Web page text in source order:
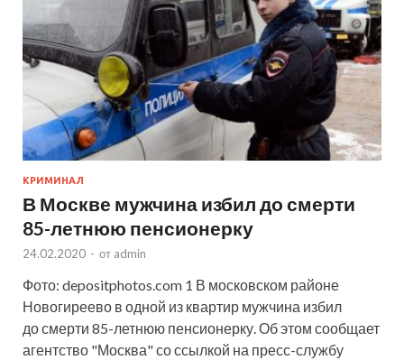
КРИМИНАЛ
В Москве мужчина избил до смерти
85-летнюю пенсионерку
24.02.2020 - от admin
Фото: depositphotos.com 1 В московском районе
Новогиреево в одной из квартир мужчина избил
до смерти 85-летнюю пенсионерку. Об этом сообщает
агентство "Москва" со ссылкой на пресс-службу